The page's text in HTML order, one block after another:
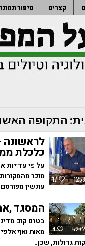
קצרים סיפור תמונה
התקופה
17 1258
לראשונה
כלכלת
על פי עדויות
מוכר
עונשין
4 5272
המסגד
בטרם קום
מאות ואף
גדולות, שכן…